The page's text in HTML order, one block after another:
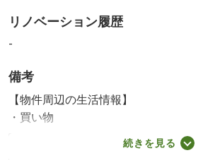
リノベーション履歴
-
備考
【物件周辺の生活情報】
・買い物
スーパー（350m）、コンビニ（160m
月額５０，０００円で賃貸中 表面利
続きを見る